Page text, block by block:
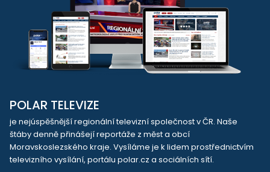
POLAR TELEVIZE
je nejúspěšnější regionální televizní společnost v ČR. Naše
štáby denně přinášejí reportáže z měst a obcí
Moravskoslezského kraje. Vysíláme je k lidem prostřednictvím
televizního vysílání, portálu polar.cz a sociálních sítí.